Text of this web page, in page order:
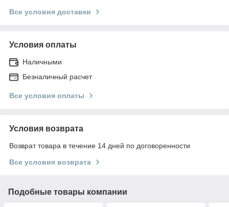
Все условия доставки
Условия оплаты
Наличными
Безналичный расчет
Все условия оплаты
Условия возврата
Возврат товара в течение 14 дней по договоренности
Все условия возврата
Подобные товары компании